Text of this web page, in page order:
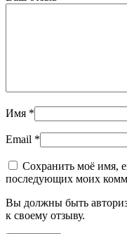
Имя *
Email *
Сохранить моё имя,
последующих моих
Вы должны быть
к своему отзыву.